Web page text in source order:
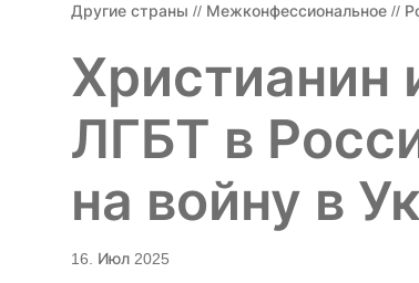
Другие страны // Межконфессиональное //
ЛГБТ в
на войну в
16. Июл 2025